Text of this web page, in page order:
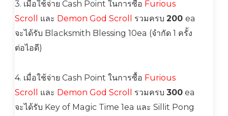
3. เมื่อใช้จ่าย Cash Point ในการซื้อ Furious
Scroll
และ Demon God Scroll รวมครบ 200 ea
จะได้รับ Blacksmith Blessing 10ea (จำกัด 1 ครั้ง
ต่อไอดี)
4. เมื่อใช้จ่าย Cash Point ในการซื้อ Furious
Scroll
และ Demon God Scroll รวมครบ 300 ea
จะได้รับ Key of Magic Time 1ea และ Sillit Pong